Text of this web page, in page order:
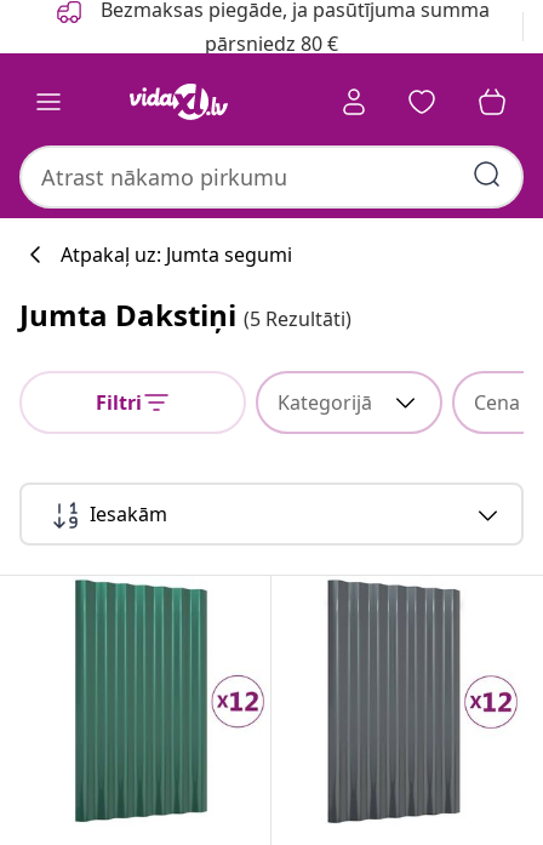
Bezmaksas piegāde, ja pasūtījuma summa
pārsniedz 80 €
Atpakaļ uz: Jumta segumi
Jumta Dakstiņi (5 Rezultāti)
Filtri Kategorijā Cena
Iesakām